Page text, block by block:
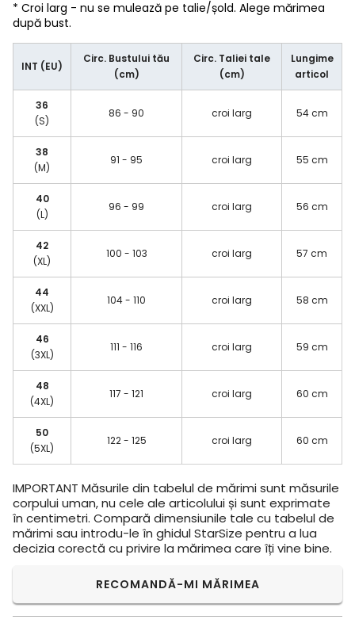
* Croi larg - nu se mulează pe talie/șold. Alege mărimea
după bust.
INT (EU)
Circ. Bustului tău
(cm)
Circ. Taliei tale
(cm)
Lungime
articol
36
(S)
86 - 90 croi larg 54 cm
38
(M)
91 - 95 croi larg 55 cm
40
(L)
96 - 99 croi larg 56 cm
42
(XL)
100 - 103 croi larg 57 cm
44
(XXL)
104 - 110 croi larg 58 cm
46
(3XL)
111 - 116 croi larg 59 cm
48
(4XL)
117 - 121 croi larg 60 cm
50
(5XL)
122 - 125 croi larg 60 cm
IMPORTANT Măsurile din tabelul de mărimi sunt măsurile
corpului uman, nu cele ale articolului și sunt exprimate
în centimetri. Compară dimensiunile tale cu tabelul de
mărimi sau introdu-le în ghidul StarSize pentru a lua
decizia corectă cu privire la mărimea care îți vine bine.
RECOMANDĂ-MI MĂRIMEA